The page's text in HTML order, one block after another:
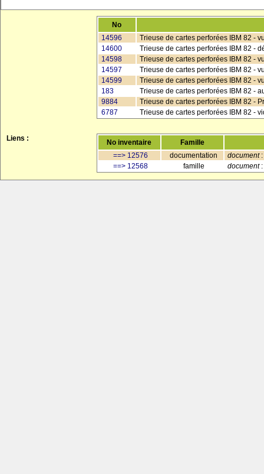
No
14596
Trieuse de cartes perforées IBM 82 -
14600
Trieuse de cartes perforées IBM 82 -
14598
Trieuse de cartes perforées IBM 82 -
14597
Trieuse de cartes perforées IBM 82 -
14599
Trieuse de cartes perforées IBM 82 -
183
Trieuse de cartes perforées IBM 82 -
9884
Trieuse de cartes perforées IBM 82 -
6787
Trieuse de cartes perforées IBM 82 -
Liens : No inventaire
Famille
==> 12576
documentation document:
==> 12568
famille document: